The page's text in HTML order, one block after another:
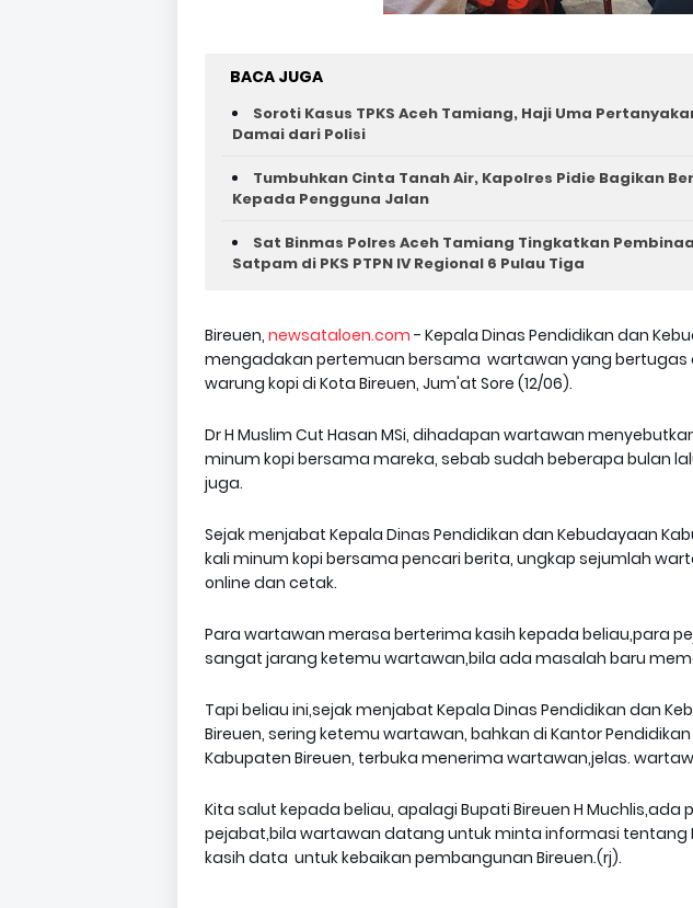
BACA JUGA
Soroti Kasus TPKS Aceh Tamiang, Haji Uma
Damai dari Polisi
Tumbuhkan Cinta Tanah Air, Kapolres Pidie Bagikan
Kepada Pengguna Jalan ‎
Sat Binmas Polres Aceh Tamiang Tingkatkan
Satpam di PKS PTPN IV Regional 6 Pulau Tiga
Bireuen, newsataloen.com - Kepala Dinas Pendidikan dan
mengadakan pertemuan bersama wartawan yang bertugas
warung kopi di Kota Bireuen, Jum'at Sore (12/06).
Dr H Muslim Cut Hasan MSi, dihadapan wartawan
minum kopi bersama mareka, sebab sudah beberapa bulan
juga.
Sejak menjabat Kepala Dinas Pendidikan dan Kebudayaan
kali minum kopi bersama pencari berita, ungkap sejumlah
online dan cetak.
Para wartawan merasa berterima kasih kepada beliau,para
sangat jarang ketemu wartawan,bila ada masalah baru
Tapi beliau ini,sejak menjabat Kepala Dinas Pendidikan dan
Bireuen, sering ketemu wartawan, bahkan di Kantor
Kabupaten Bireuen, terbuka menerima wartawan,jelas.
Kita salut kepada beliau, apalagi Bupati Bireuen H
pejabat,bila wartawan datang untuk minta informasi tentang
kasih data untuk kebaikan pembangunan Bireuen.(rj).